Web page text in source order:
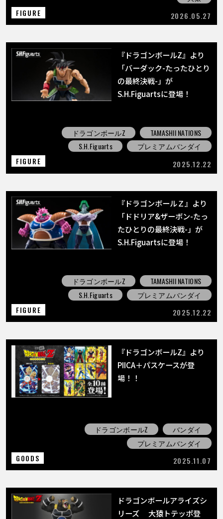
FIGURE
2026.05.27
『ドラゴンボールZ』より
「バーダック-たったひとり
の最終決戦-」が
S.H.Figuartsに登場！
ドラゴンボールZ
TAMASHII NATIONS
S.H.Figuarts
プレミアムバンダイ
FIGURE
2025.12.22
『ドラゴンボールＺ』より
「ドドリア&ザーボン-たっ
たひとりの最終決戦-」が
S.H.Figuartsに登場！
ドラゴンボールZ
TAMASHII NATIONS
S.H.Figuarts
プレミアムバンダイ
FIGURE
2025.12.22
『ドラゴンボールZ』より
PIICA＋パスケースが登
場！！
ドラゴンボールZ
バンダイ
プレミアムバンダイ
GOODS
2025.11.07
ドラゴンボールアライズシ
リーズ 大猿トテッポ登